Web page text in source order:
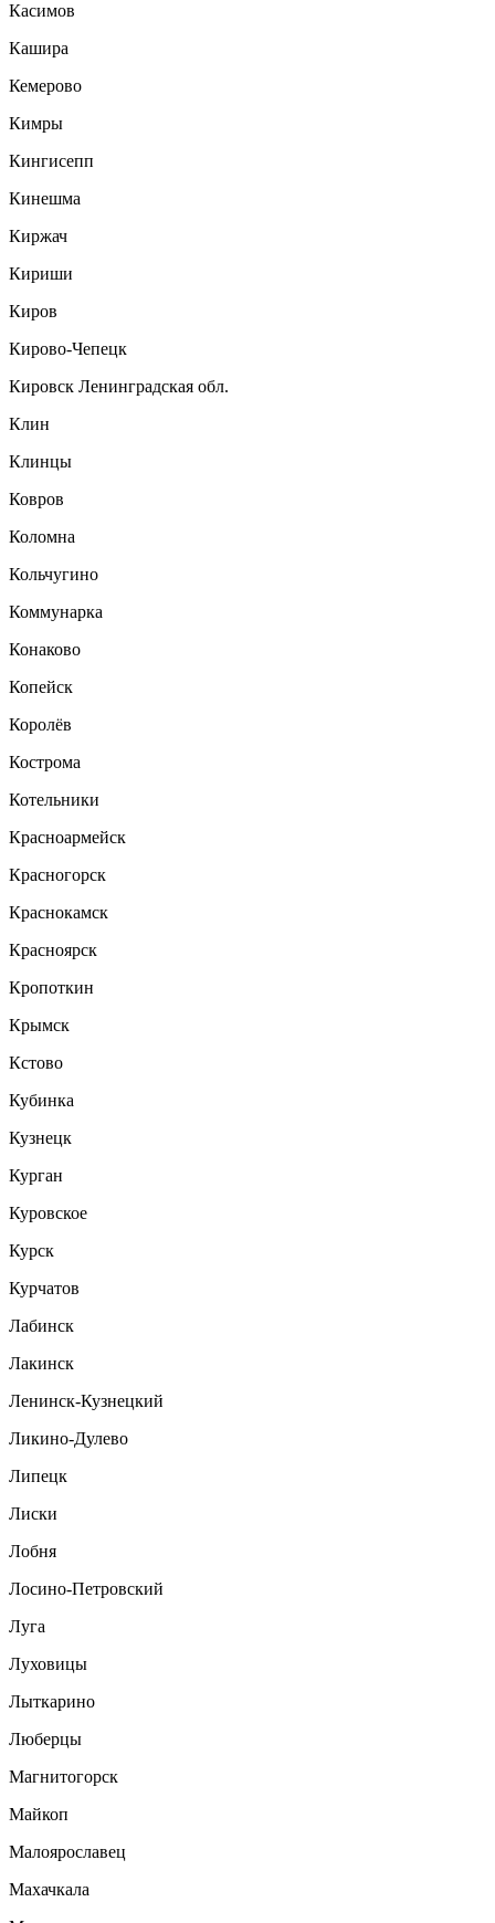
Касимов
Кашира
Кемерово
Кимры
Кингисепп
Кинешма
Киржач
Кириши
Киров
Кирово-Чепецк
Кировск Ленинградская обл.
Клин
Клинцы
Ковров
Коломна
Кольчугино
Коммунарка
Конаково
Копейск
Королёв
Кострома
Котельники
Красноармейск
Красногорск
Краснокамск
Красноярск
Кропоткин
Крымск
Кстово
Кубинка
Кузнецк
Курган
Куровское
Курск
Курчатов
Лабинск
Лакинск
Ленинск-Кузнецкий
Ликино-Дулево
Липецк
Лиски
Лобня
Лосино-Петровский
Луга
Луховицы
Лыткарино
Люберцы
Магнитогорск
Майкоп
Малоярославец
Махачкала